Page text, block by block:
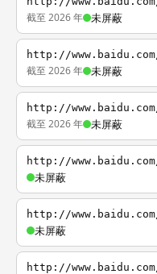
截至 2026 年 未屏蔽
http://
截至 2026 年 未屏蔽
http://www.baidu.com/
截至 2026 年 未屏蔽
http://
未屏蔽
http://
未屏蔽
http://